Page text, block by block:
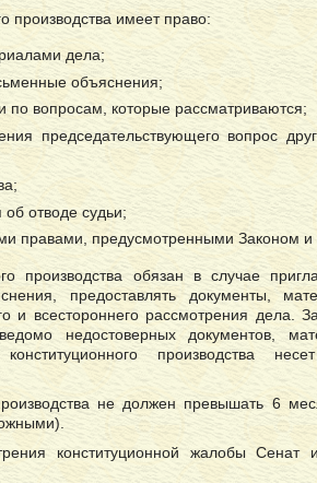
производства имеет право:
дела;
объяснения;
по вопросам, которые рассматриваются;
председательствующего вопрос
об отводе судьи;
правами, предусмотренными Законом
производства обязан в случае
предоставлять документы,
и всестороннего рассмотрения дела.
недостоверных документов,
производства
не должен превышать 6
конституционной жалобы